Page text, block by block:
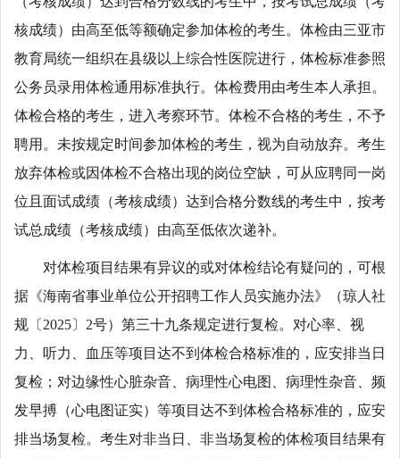
核成绩）由高至低等额确定参加体检的考生。体检由三亚市
教育局统一组织在县级以上综合性医院进行，体检标准参照
公务员录用体检通用标准执行。体检费用由考生本人承担。
体检合格的考生，进入考察环节。体检不合格的考生，不予
聘用。未按规定时间参加体检的考生，视为自动放弃。考生
放弃体检或因体检不合格出现的岗位空缺，可从应聘同一岗
位且面试成绩（考核成绩）达到合格分数线的考生中，按考
试总成绩（考核成绩）由高至低依次递补。
对体检项目结果有异议的或对体检结论有疑问的，可根
据《海南省事业单位公开招聘工作人员实施办法》（琼人社
规〔2025〕2号）第三十九条规定进行复检。对心率、视
力、听力、血压等项目达不到体检合格标准的，应安排当日
复检；对边缘性心脏杂音、病理性心电图、病理性杂音、频
发早搏（心电图证实）等项目达不到体检合格标准的，应安
排当场复检。考生对非当日、非当场复检的体检项目结果有